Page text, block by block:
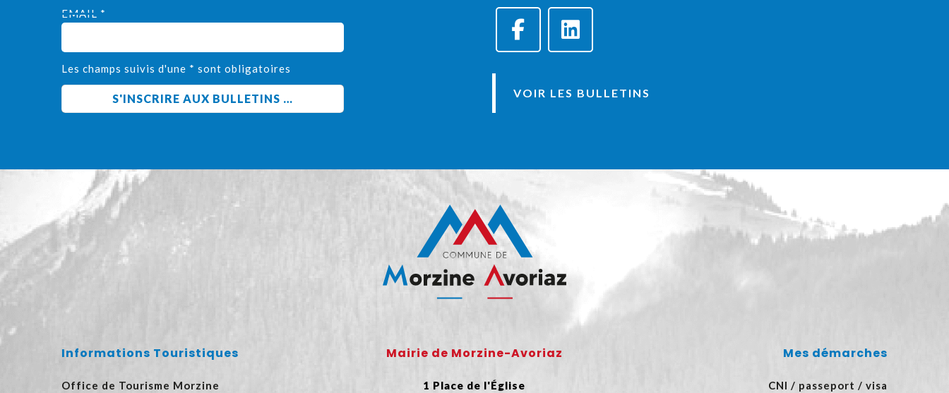
EMAIL *
Les champs suivis d'une * sont obligatoires
VOIR LES BULLETINS
Informations Touristiques
Office de Tourisme Morzine
Mairie de Morzine-Avoriaz
1 Place de l'Église
Mes démarches
CNI / passeport / visa